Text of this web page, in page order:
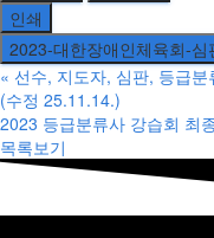
인쇄
2023-대한장애인체육회-
« 선수, 지도자, 심판, 등급
(수정 25.11.14.)
2023 등급분류사 강습회 최
목록보기